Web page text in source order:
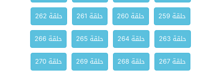
حلقة 259
حلقة 260 حلقة 261
حلقة 262
حلقة 263
حلقة 264 حلقة 265
حلقة 266
حلقة 267
حلقة 268 حلقة 269
حلقة 270